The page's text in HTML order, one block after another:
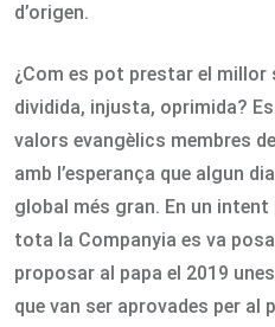
d’origen.
¿Com es pot prestar el
dividida, injusta, oprimida?
valors evangèlics membres
amb l’esperança que algun
global més gran. En un intent
tota la Companyia es va
proposar al papa el 2019
que van ser aprovades per al